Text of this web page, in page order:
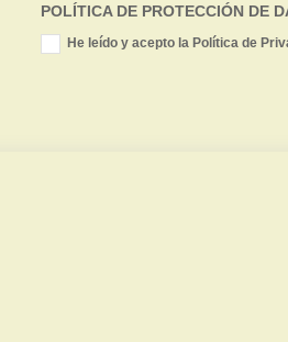
POLÍTICA DE PROTECCIÓN DE
He leído y acepto la Política de